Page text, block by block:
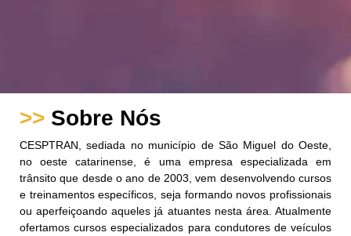
>> Sobre Nós
CESPTRAN, sediada no município de São Miguel do Oeste,
no oeste catarinense, é uma empresa especializada em
trânsito que desde o ano de 2003, vem desenvolvendo cursos
e treinamentos específicos, seja formando novos profissionais
ou aperfeiçoando aqueles já atuantes nesta área. Atualmente
ofertamos cursos especializados para condutores de veículos